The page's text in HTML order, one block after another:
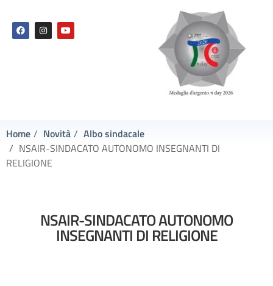
Home Novità
Albo sindacale
NSAIR-SINDACATO AUTONOMO INSEGNANTI DI
RELIGIONE
NSAIR-SINDACATO AUTONOMO
INSEGNANTI DI RELIGIONE